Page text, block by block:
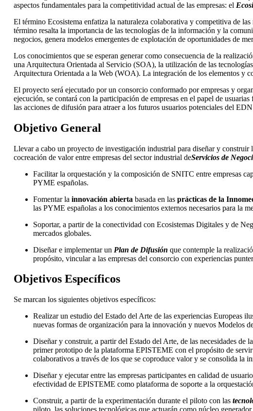
aspectos fundamentales para la competitividad actual de las empresas: el
El término Ecosistema enfatiza la naturaleza colaborativa y competitiva de
término resalta la importancia de las tecnologías de la información y la
negocios, genera modelos emergentes de explotación de oportunidades de
Los conocimientos que se esperan generar como consecuencia de la
una Arquitectura Orientada al Servicio (SOA), la utilización de las
Arquitectura Orientada a la Web (WOA). La integración de los elementos y
El proyecto será ejecutado por un consorcio conformado por empresas y
ejecución, se contará con la participación de empresas en el papel de
las acciones de difusión para atraer a los futuros usuarios potenciales del
Objetivo General
Llevar a cabo un proyecto de investigación industrial para diseñar y construir
cocreación de valor entre empresas del sector industrial deServicios de
Facilitar la orquestación y la composición de SNITC entre empresas
PYME españolas.
Fomentar la innovación abierta basada en las prácticas de la
las PYME españolas a los conocimientos externos necesarios para la
Soportar, a partir de la conectividad con Ecosistemas Digitales y de
mercados globales.
Diseñar e implementar un Plan de Difusión que contemple la
propósito, vincular a las empresas del consorcio con experiencias
Objetivos Específicos
Se marcan los siguientes objetivos específicos:
Realizar un estudio del Estado del Arte de las experiencias Europeas
nuevas formas de organización para la innovación y nuevos Modelos
Diseñar y construir, a partir del Estado del Arte, de las necesidades de
primer prototipo de la plataforma EPISTEME con el propósito de
colaborativos a través de los que se coproduce valor y se consolida la
Diseñar y ejecutar entre las empresas participantes en calidad de
efectividad de EPISTEME como plataforma de soporte a la
Construir, a partir de la experimentación durante el piloto con las